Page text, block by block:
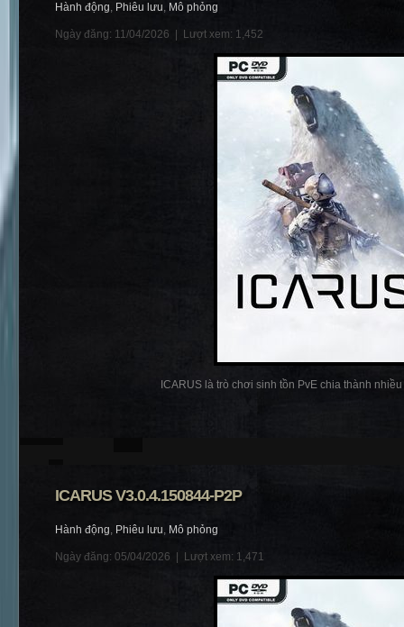
Hành động, Phiêu lưu, Mô phỏng
Ngày đăng: 11/04/2026 | Lượt xem: 1,452
ICARUS là trò chơi sinh tồn PvE chia thành
ICARUS V3.0.4.150844-P2P
Hành động, Phiêu lưu, Mô phỏng
Ngày đăng: 05/04/2026 | Lượt xem: 1,471